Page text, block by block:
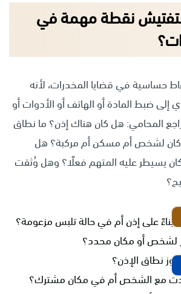
نقطة مهمة في
حساسية في قضايا المخدرات، لأنه
إلى ضبط المادة أو الهاتف أو الأدوات أو
المحامي: هل كان هناك إذن؟ ما نطاق
كان لشخص أم مسكن أم مركبة؟ هل
يسيطر عليه المتهم فعلًا؟ وهل وُثقت
بناءً على إذن أم في حالة تلبس مزعومة؟
لشخص أو مكان محدد؟
نطاق الإذن؟
مع الشخص أم في مكان مشترك؟